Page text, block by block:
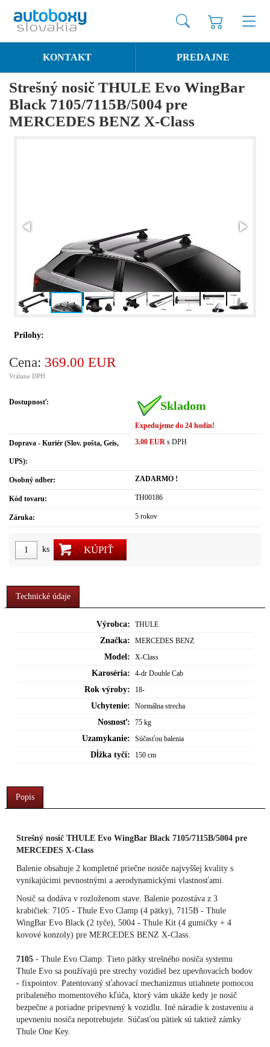
KONTAKT PREDAJNE
Strešný nosič THULE Evo WingBar
Black 7105/7115B/5004 pre
MERCEDES BENZ X-Class
Prílohy:
Cena: 369.00 EUR
Vrátane DPH
Dostupnosť: Skladom
Expedujeme do 24 hodín!
Doprava - Kuriér (Slov. pošta, Geis,
UPS):
3.00 EUR s DPH
Osobný odber: ZADARMO !
Kód tovaru: TH00186
Záruka: 5 rokov
ks KÚPIŤ
Technické údaje
Výrobca: THULE
Značka: MERCEDES BENZ
Model: X-Class
Karoséria: 4-dr Double Cab
Rok výroby: 18-
Uchytenie: Normálna strecha
Nosnosť: 75 kg
Uzamykanie: Súčasťou balenia
Dĺžka tyčí: 150 cm
Popis
Strešný nosič THULE Evo WingBar Black 7105/7115B/5004 pre
MERCEDES X-Class
Balenie obsahuje 2 kompletné priečne nosiče najvyššej kvality s
vynikajúcimi pevnostnými a aerodynamickými vlastnosťami.
Nosič sa dodáva v rozloženom stave. Balenie pozostáva z 3
krabičiek: 7105 - Thule Evo Clamp (4 pätky), 7115B - Thule
WingBar Evo Black (2 tyče), 5004 - Thule Kit (4 gumičky + 4
kovové konzoly) pre MERCEDES BENZ X-Class.
7105 - Thule Evo Clamp: Tieto pätky strešného nosiča systemu
Thule Evo sa používajú pre strechy vozidiel bez upevňovacích bodov
- fixpointov. Patentovaný sťahovací mechanizmus utiahnete pomocou
pribaleného momentového kľúča, ktorý vám ukáže kedy je nosič
bezpečne a poriadne pripevnený k vozidlu. Iné náradie k zostaveniu a
upevneniu nosiča nepotrebujete. Súčasťou pätiek sú taktiež zámky
Thule One Key.